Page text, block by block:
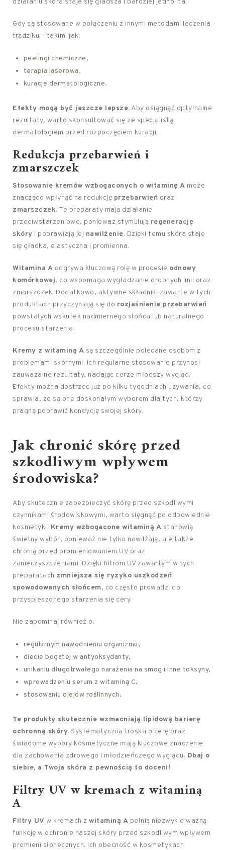
działaniu skóra staje się gładsza i bardziej jednolita.
Gdy są stosowane w połączeniu z innymi metodami leczenia
trądziku – takimi jak:
peelingi chemiczne,
terapia laserowa,
kuracje dermatologiczne.
Efekty mogą być jeszcze lepsze. Aby osiągnąć optymalne
rezultaty, warto skonsultować się ze specjalistą
dermatologiem przed rozpoczęciem kuracji.
Redukcja przebarwień i
zmarszczek
Stosowanie kremów wzbogaconych o witaminę A może
znacząco wpłynąć na redukcję przebarwień oraz
zmarszczek. Te preparaty mają działanie
przeciwstarzeniowe, ponieważ stymulują regenerację
skóry i poprawiają jej nawilżenie. Dzięki temu skóra staje
się gładka, elastyczna i promienna.
Witamina A odgrywa kluczową rolę w procesie odnowy
komórkowej, co wspomaga wygładzanie drobnych linii oraz
zmarszczek. Dodatkowo, aktywne składniki zawarte w tych
produktach przyczyniają się do rozjaśnienia przebarwień
powstałych wskutek nadmiernego słońca lub naturalnego
procesu starzenia.
Kremy z witaminą A są szczególnie polecane osobom z
problemami skórnymi. Ich regularne stosowanie przynosi
zauważalne rezultaty, nadając cerze młodszy wygląd.
Efekty można dostrzec już po kilku tygodniach używania, co
sprawia, że są one doskonałym wyborem dla tych, którzy
pragną poprawić kondycję swojej skóry.
Jak chronić skórę przed
szkodliwym wpływem
środowiska?
Aby skutecznie zabezpieczyć skórę przed szkodliwymi
czynnikami środowiskowymi, warto sięgnąć po odpowiednie
kosmetyki. Kremy wzbogacone witaminą A stanowią
świetny wybór, ponieważ nie tylko nawilżają, ale także
chronią przed promieniowaniem UV oraz
zanieczyszczeniami. Dzięki filtrom UV zawartym w tych
preparatach zmniejsza się ryzyko uszkodzeń
spowodowanych słońcem, co często prowadzi do
przyspieszonego starzenia się cery.
Nie zapominaj również o:
regularnym nawodnieniu organizmu,
diecie bogatej w antyoksydanty,
unikaniu długotrwałego narażenia na smog i inne toksyny,
wprowadzeniu serum z witaminą C,
stosowaniuolejów roślinnych.
Te produkty skutecznie wzmacniają lipidową barierę
ochronną skóry. Systematyczna troska o cerę oraz
świadome wybory kosmetyczne mają kluczowe znaczenie
dla zachowania zdrowego i młodzieńczego wyglądu. Dbaj o
siebie, a Twoja skóra z pewnością to doceni!
Filtry UV w kremach z witaminą
A
Filtry UV w kremach z witaminą A pełnią niezwykle ważną
funkcję w ochronie naszej skóry przed szkodliwym wpływem
promieni słonecznych. Ich obecność w kosmetykach